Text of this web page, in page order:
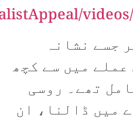
videos/
جسے نشانہ
میں سے کچھ
تھے۔ روسی
میں ڈالنا، ان